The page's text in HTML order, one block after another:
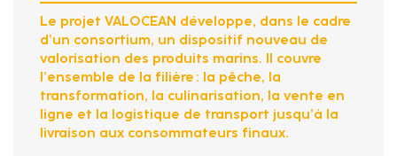
Le projet VALOCEAN développe, dans le cadre
d’un consortium, un dispositif nouveau de
valorisation des produits marins. Il couvre
l’ensemble de la filière : la pêche, la
transformation, la culinarisation, la vente en
ligne et la logistique de transport jusqu’à la
livraison aux consommateurs finaux.